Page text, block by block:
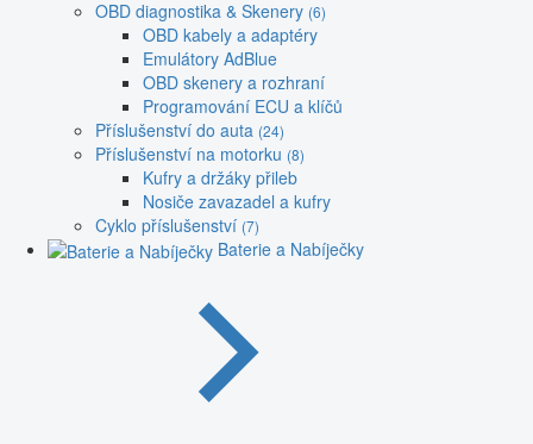
OBD diagnostika & Skenery (6)
OBD kabely a adaptéry
Emulátory AdBlue
OBD skenery a rozhraní
Programování ECU a klíčů
Příslušenství do auta (24)
Příslušenství na motorku (8)
Kufry a držáky přileb
Nosiče zavazadel a kufry
Cyklo příslušenství (7)
Baterie a Nabíječky